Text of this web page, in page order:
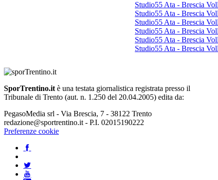
Studio55 Ata - Brescia
Studio55 Ata - Brescia
Studio55 Ata - Brescia
Studio55 Ata - Brescia
Studio55 Ata - Brescia
Studio55 Ata - Brescia
SporTrentino.it è una testata giornalistica registrata presso il
Tribunale di Trento (aut. n. 1.250 del 20.04.2005) edita da:
PegasoMedia srl - Via Brescia, 7 - 38122 Trento
redazione@sportrentino.it - P.I. 02015190222
Preferenze cookie